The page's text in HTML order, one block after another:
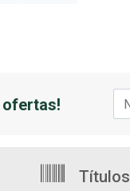
Títulos